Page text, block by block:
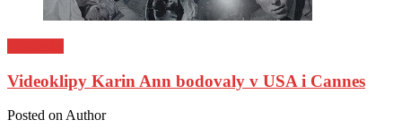
Videoklipy Karin Ann bodovaly v USA i Cannes
Posted onAuthor